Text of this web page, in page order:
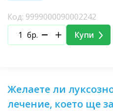
Код: 9999000090002242
бр.
Купи
Желаете ли
лечение, което ще